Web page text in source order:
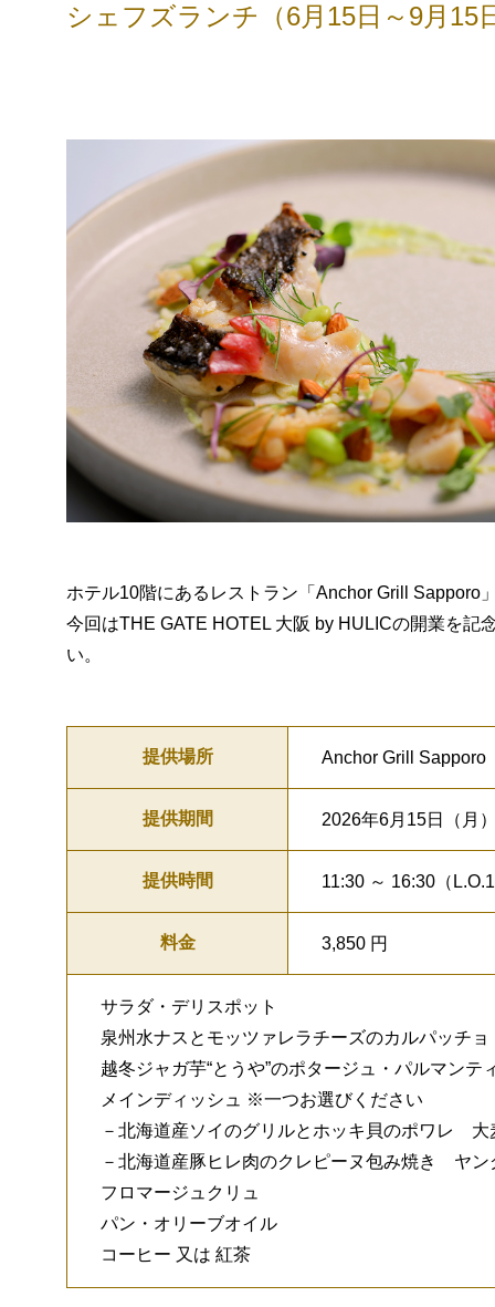
シェフズランチ（6月15日～9月15
ホテル10階にあるレストラン「Anchor Grill Sapporo
今回はTHE GATE HOTEL 大阪 by HULICの開業を記
い。
提供場所 Anchor Grill Sapporo
提供期間 2026年6月15日（月
提供時間 11:30 ～ 16:30（
料金 3,850 円
サラダ・デリスポット
泉州水ナスとモッツァレラチーズのカルパッ
越冬ジャガ芋“とうや”のポタージュ・パルマンテ
メインディッシュ ※一つお選びください
－北海道産ソイのグリルとホッキ貝のポワレ
－北海道産豚ヒレ肉のクレピーヌ包み焼き ヤ
フロマージュクリュ
パン・オリーブオイル
コーヒー 又は 紅茶